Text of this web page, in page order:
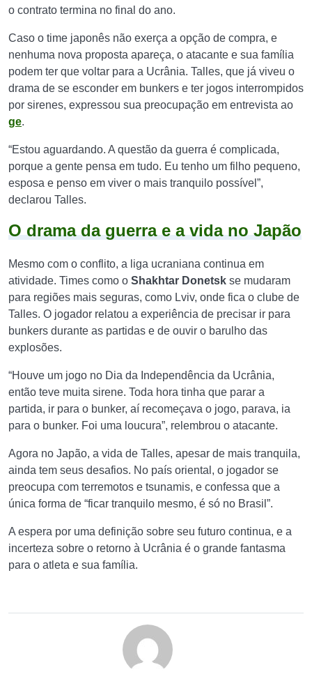
o contrato termina no final do ano.
Caso o time japonês não exerça a opção de compra, e
nenhuma nova proposta apareça, o atacante e sua família
podem ter que voltar para a Ucrânia. Talles, que já viveu o
drama de se esconder em bunkers e ter jogos interrompidos
por sirenes, expressou sua preocupação em entrevista ao
ge.
“Estou aguardando. A questão da guerra é complicada,
porque a gente pensa em tudo. Eu tenho um filho pequeno,
esposa e penso em viver o mais tranquilo possível”,
declarou Talles.
O drama da guerra e a vida no Japão
Mesmo com o conflito, a liga ucraniana continua em
atividade. Times como o Shakhtar Donetsk se mudaram
para regiões mais seguras, como Lviv, onde fica o clube de
Talles. O jogador relatou a experiência de precisar ir para
bunkers durante as partidas e de ouvir o barulho das
explosões.
“Houve um jogo no Dia da Independência da Ucrânia,
então teve muita sirene. Toda hora tinha que parar a
partida, ir para o bunker, aí recomeçava o jogo, parava, ia
para o bunker. Foi uma loucura”, relembrou o atacante.
Agora no Japão, a vida de Talles, apesar de mais tranquila,
ainda tem seus desafios. No país oriental, o jogador se
preocupa com terremotos e tsunamis, e confessa que a
única forma de “ficar tranquilo mesmo, é só no Brasil”.
A espera por uma definição sobre seu futuro continua, e a
incerteza sobre o retorno à Ucrânia é o grande fantasma
para o atleta e sua família.